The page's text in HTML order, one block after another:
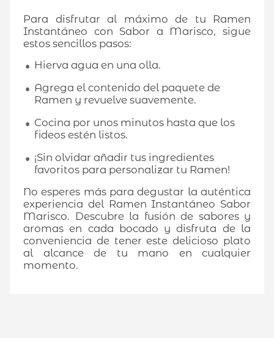
Para disfrutar al máximo de tu Ramen
Instantáneo con Sabor a Marisco, sigue
estos sencillos pasos:
Hierva agua en una olla.
Agrega el contenido del paquete de
Ramen y revuelve suavemente.
Cocina por unos minutos hasta que los
fideos estén listos.
¡Sin olvidar añadir tus ingredientes
favoritos para personalizar tu Ramen!
No esperes más para degustar la auténtica
experiencia del Ramen Instantáneo Sabor
Marisco. Descubre la fusión de sabores y
aromas en cada bocado y disfruta de la
conveniencia de tener este delicioso plato
al alcance de tu mano en cualquier
momento.